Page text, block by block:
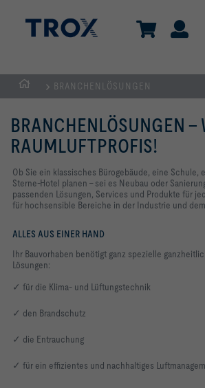
Home
BRANCHENLÖSUNGEN
BRANCHENLÖSUNGEN –
RAUMLUFTPROFIS!
Ob Sie ein klassisches Bürogebäude, eine Schule,
Sterne-Hotel planen – sei es Neubau oder
passenden Lösungen, Services und Produkte für
für hochsensible Bereiche in der Industrie und
ALLES AUS EINER HAND
Ihr Bauvorhaben benötigt ganz spezielle
Lösungen:
✓ für die Klima- und Lüftungstechnik
✓ den Brandschutz
✓ die Entrauchung
✓ für ein effizientes und nachhaltiges